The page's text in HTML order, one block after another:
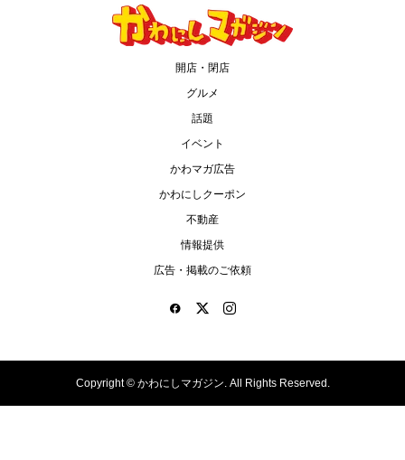
開店・閉店
グルメ
話題
イベント
かわマガ広告
かわにしクーポン
不動産
情報提供
広告・掲載のご依頼
Copyright ©かわにしマガジン. All Rights Reserved.